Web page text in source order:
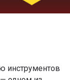
инструментов